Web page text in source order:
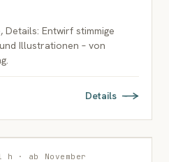
Details: Entwirf stimmige
Illustrationen – von
Details
· ab November